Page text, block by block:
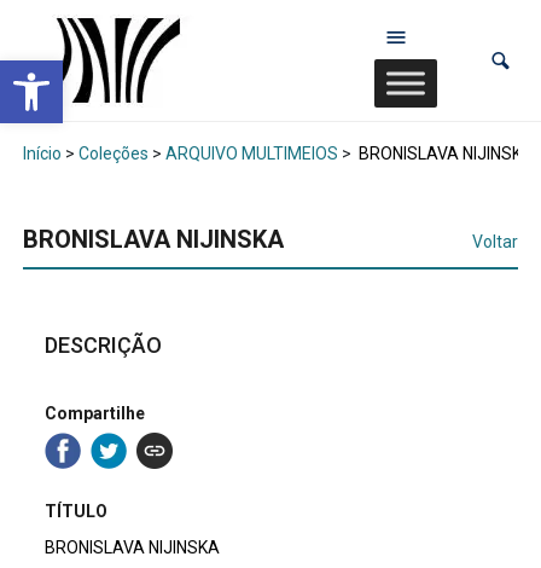
Abrir a barra de ferramentas
Início > Coleções > ARQUIVO MULTIMEIOS > BRONISLAVA NIJINSKA
BRONISLAVA NIJINSKA Voltar
DESCRIÇÃO
Compartilhe
TÍTULO
BRONISLAVA NIJINSKA